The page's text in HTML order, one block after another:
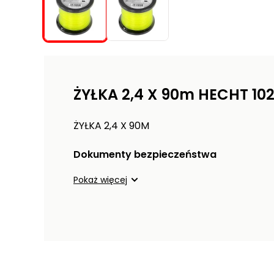
ŻYŁKA 2,4 X 90m HECHT
ŻYŁKA 2,4 X 90M
Dokumenty bezpieczeństwa
Pokaż więcej